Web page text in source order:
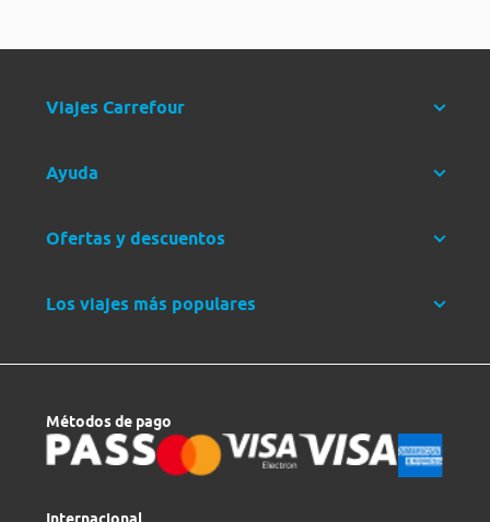
Viajes Carrefour
Ayuda
Ofertas y descuentos
Los viajes más populares
Métodos de pago